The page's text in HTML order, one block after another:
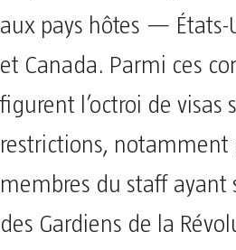
aux pays hôtes — États-
et Canada. Parmi ces
figurent l’octroi de visas
restrictions, notamment
membres du staff ayant
des Gardiens de la